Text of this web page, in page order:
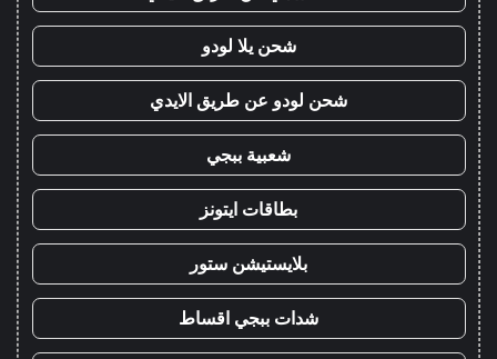
شحن يلا لودو
شحن لودو عن طريق الايدي
شعبية ببجي
بطاقات ايتونز
بلايستيشن ستور
شدات ببجي اقساط